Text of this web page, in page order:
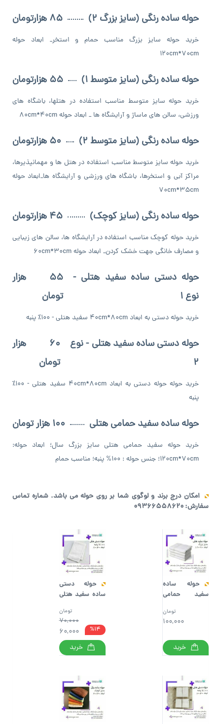
حوله ساده رنگی (سایز بزرگ 2) 85 هزارتومان
خرید حوله سایز بزرگ مناسب حمام و استخر_ ابعاد حوله
120cm*70cm
حوله ساده رنگی (سایز متوسط 1) 55 هزارتومان
خرید حوله سایز متوسط مناسب استفاده در هتلها، باشگاه های
ورزشی، سالن های ماساژ و آرایشگاه ها _ ابعاد حوله 80cm*40cm
حوله ساده رنگی (سایز متوسط 2) 50 هزارتومان
خرید حوله سایز متوسط مناسب استفاده در هتل ها و مهمانپذیرها،
مراکز آبی و استخرها، باشگاه های ورزشی و آرایشگاه ها_ابعاد حوله
70cm*35cm
حوله ساده رنگی (سایز کوچک) 45 هزارتومان
خرید حوله کوچک مناسب استفاده در آرایشگاه ها، سالن های زیبایی
و مصارف خانگی جهت خشک کردن_ ابعاد حوله 60cm*30cm
حوله دستی ساده سفید هتلی -
نوع 1
55 هزار
تومان
خرید حوله دستی به ابعاد 40cm*80cm سفید هتلی - ۱۰۰٪ پنبه
حوله دستی ساده سفید هتلی - نوع
2
60 هزار
تومان
خرید حوله حوله دستی به ابعاد 40cm*80cm سفید هتلی - ۱۰۰٪
پنبه
حوله ساده سفید حمامی هتلی 100 هزار تومان
خرید حوله سفید حمامی هتلی سایز بزرگ سال؛ ابعاد حوله:
120cm*70cm؛ جنس حوله : 100% پنبه؛ مناسب حمام
امکان درج برند و لوگوی شما بر روی حوله می باشد. شماره تماس
سفارش: 09366558620
حوله ساده
سفید حمامی
100,000
تومان
خرید
حوله دستی
ساده سفید هتلی
70,000
تومان
60,000 %14
خرید